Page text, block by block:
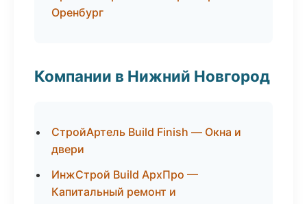
Оренбург
Компании в Нижний Новгород
СтройАртель Build Finish — Окна и
двери
ИнжСтрой Build АрхПро —
Капитальный ремонт и